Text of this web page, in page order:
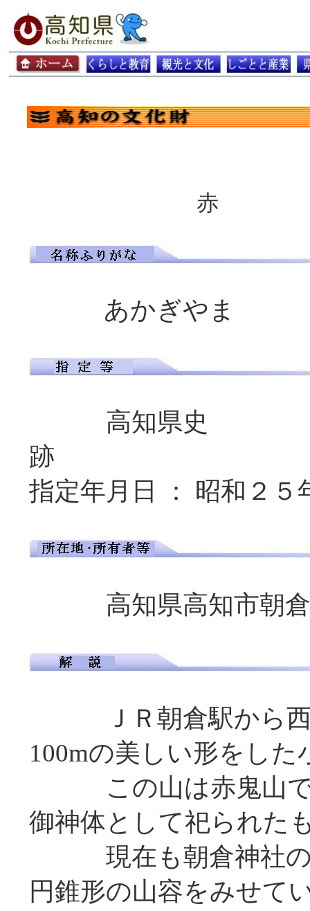
赤
あかぎやま
高知県史
指定年月日 ： 昭和２５
高知県高知市
ＪＲ朝倉駅から
100mの美しい形をした
この山は赤鬼山で
御神体として祀られた
現在も朝倉神社の
円錐形の山容をみせ